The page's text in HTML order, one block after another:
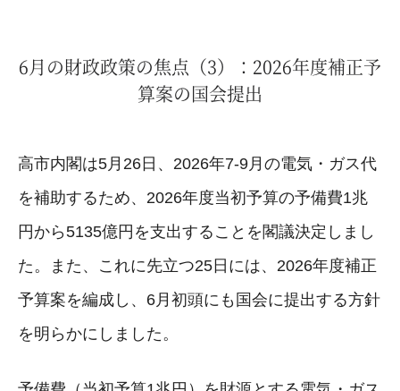
6月の財政政策の焦点（3）：2026年度補正予
算案の国会提出
高市内閣は5月26日、2026年7-9月の電気・ガス代
を補助するため、2026年度当初予算の予備費1兆
円から5135億円を支出することを閣議決定しまし
た。また、これに先立つ25日には、2026年度補正
予算案を編成し、6月初頭にも国会に提出する方針
を明らかにしました。